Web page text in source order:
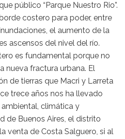
público “Parque Nuestro Rio”.
costero para poder, entre
el aumento de la
ascensos del nivel del río.
es fundamental porque no
nueva fractura urbana. El
de tierras que Macri y Larreta
trece años nos ha llevado
climática y
de Buenos Aires, el distrito
venta de Costa Salguero, si al